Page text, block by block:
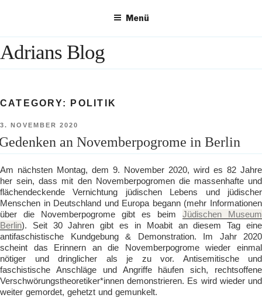
Menü
Adrians Blog
CATEGORY: POLITIK
VERÖFFENTLICHT
AM
3. NOVEMBER 2020
an Novemberpogrome in Berlin
Am nächsten Montag, dem 9. November 2020, wird es 82 Jahre
her sein, dass mit den Novemberpogromen die massenhafte und
flächendeckende Vernichtung jüdischen Lebens und jüdischer
Menschen in Deutschland und Europa begann (mehr Informationen
über die Novemberpogrome gibt es beim Jüdischen Museum
Berlin). Seit 30 Jahren gibt es in Moabit an diesem Tag eine
antifaschistische Kundgebung & Demonstration. Im Jahr 2020
scheint das Erinnern an die Novemberpogrome wieder einmal
nötiger und dringlicher als je zu vor. Antisemitische und
faschistische Anschläge und Angriffe häufen sich, rechtsoffene
Verschwörungstheoretiker*innen demonstrieren. Es wird wieder und
weiter gemordet, gehetzt und gemunkelt.